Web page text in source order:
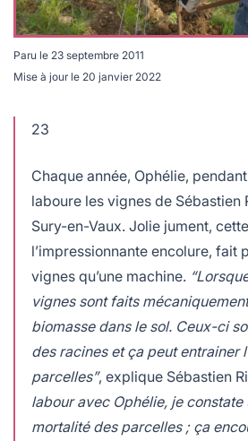
Paru le 23 septembre 2011
Mise à jour le 20 janvier 2022
23
Chaque année, Ophélie,
laboure les vignes de Sébastien
Sury-en-Vaux. Jolie jument,
l’impressionnante encolure, fait
vignes qu’une machine.
vignes sont faits
biomasse dans le sol. Ceux-ci
des racines et ça peut entrainer
parcelles”, explique Sébastien
labour avec Ophélie, je constate
mortalité des parcelles ; ça